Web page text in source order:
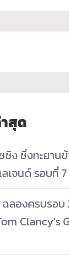
สุด
ซิง ซิ่งทะยาน
เจนด์ รอบที่ 7
ลองครบรอบ
Clancy’s